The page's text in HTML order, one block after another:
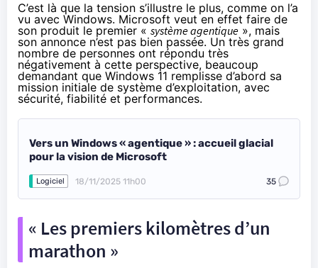
C’est là que la tension s’illustre le plus, comme on l’a
vu avec Windows. Microsoft veut en effet faire de
son produit le premier « système agentique », mais
son annonce n’est pas bien passée. Un très grand
nombre de personnes ont répondu très
négativement à cette perspective, beaucoup
demandant que Windows 11 remplisse d’abord sa
mission initiale de système d’exploitation, avec
sécurité, fiabilité et performances.
Vers un Windows « agentique » : accueil glacial
pour la vision de Microsoft
Logiciel 18/11/2025 11h00 35
« Les premiers kilomètres d’un
marathon »